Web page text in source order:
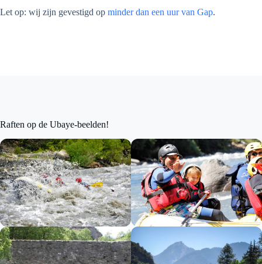
Let op: wij zijn gevestigd op minder dan een uur van Gap.
Raften op de Ubaye-beelden!